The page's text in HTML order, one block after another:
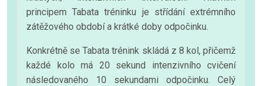
principem Tabata tréninku je střídání extrémního
zátěžového období a krátké doby odpočinku.
Konkrétně se Tabata trénink skládá z 8 kol, přičemž
každé kolo má 20 sekund intenzivního cvičení
následovaného 10 sekundami odpočinku. Celý